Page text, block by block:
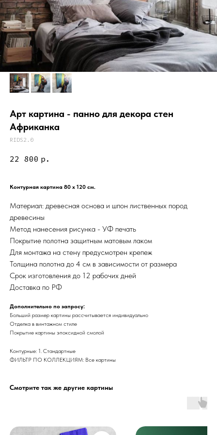
Арт картина - панно для декора стен
Африканка
RIDS2.0
22 800 р.
Контурная картина 80 х 120 см.
Материал: древесная основа и шпон лиственных пород
древесины
Метод нанесения рисунка - УФ печать
Покрытие полотна защитным матовым лаком
Для монтажа на стену предусмотрен крепеж
Толщина полотна до 4 см в зависимости от размера
Срок изготовления до 12 рабочих дней
Доставка по РФ
Дополнительно по запросу:
Больший размер картины рассчитывается индивидуально
Отделка в винтажном стиле
Покрытие картины эпоксидной смолой
Контурные: 1. Стандартные
ФИЛЬТР ПО КОЛЛЕКЦИЯМ: Все картины
Смотрите так же другие картины